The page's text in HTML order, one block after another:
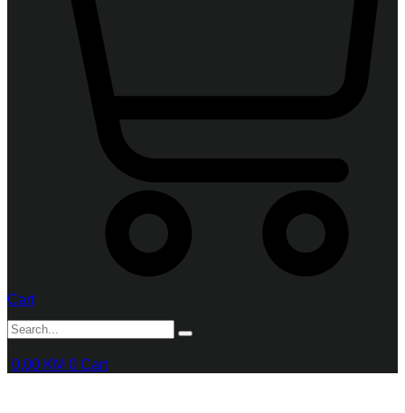
Cart
0,00 KM 0 Cart